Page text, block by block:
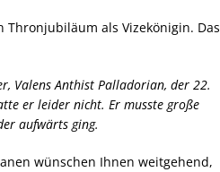
als Vizekönigin. Das
Valens Anthist Palladorian, der 22.
er leider nicht. Er musste große
aufwärts ging.
wünschen Ihnen weitgehend,